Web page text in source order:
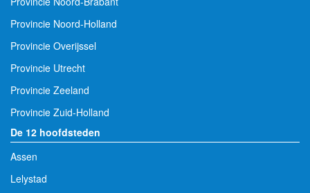
Provincie Noord-Holland
Provincie Overijssel
Provincie Utrecht
Provincie Zeeland
Provincie Zuid-Holland
De 12 hoofdsteden
Assen
Lelystad